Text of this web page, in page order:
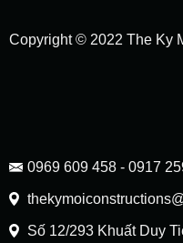
Copyright © 2022 The Ky
0969 609 458 - 0917
Số 12/293 Khuất Duy